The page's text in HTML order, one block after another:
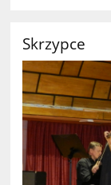
Skrzypce